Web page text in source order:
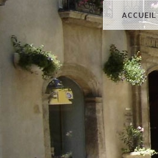
ACCUEIL